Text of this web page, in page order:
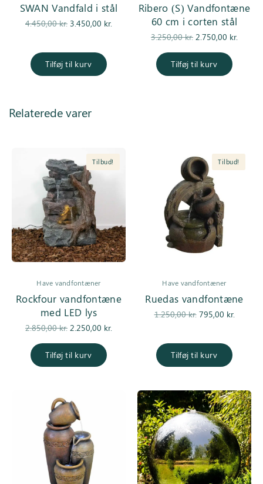
SWAN Vandfald i stål
4.450,00kr.
Den
4.450,00 kr..
3.450,00 kr.
aktuelle pris
Tilføj til kurv
Ribero (S) Vandfontæne
60 cm i corten stål
3.250,00kr.
Den
pris var:
3.250,00 kr..
2.750,00 kr.
Tilføj til kurv
Relaterede varer
Tilbud!
Have vandfontæner
Rockfour vandfontæne
med LED lys
2.850,00kr.
Den
pris var:
2.850,00 kr..
2.250,00 kr.
Tilføj til kurv
Tilbud!
Have vandfontæner
Ruedas vandfontæne
1.250,00kr.
Den
1.250,00 kr..
795,00 kr.
Tilføj til kurv